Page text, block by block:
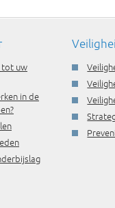
tot uw
in de